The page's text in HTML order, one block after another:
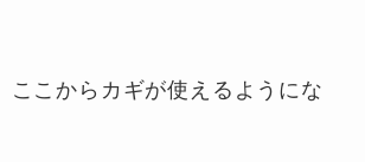
ここからカギが使えるようにな